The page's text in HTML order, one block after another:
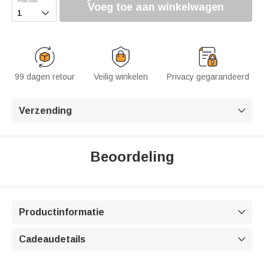
 Voeg toe aan winkelwagen
99 dagen retour Veilig winkelen Privacy gegarandeerd
Verzending 
Beoordeling
Productinformatie 
Cadeaudetails 